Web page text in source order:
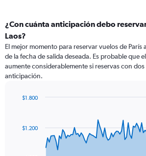
¿Con cuánta anticipación debo
Laos?
El mejor momento para reservar vuelos de París
de la fecha de salida deseada. Es probable que
aumente considerablemente si reservas con dos
anticipación.
data
$1.200
$1.800